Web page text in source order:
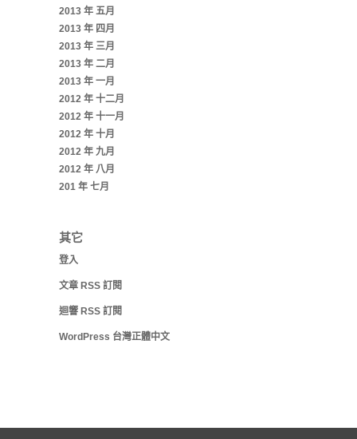
2013 年 五月
2013 年 四月
2013 年 三月
2013 年 二月
2013 年 一月
2012 年 十二月
2012 年 十一月
2012 年 十月
2012 年 九月
2012 年 八月
201 年 七月
其它
登入
文章 RSS 訂閱
迴響 RSS 訂閱
WordPress 台灣正體中文